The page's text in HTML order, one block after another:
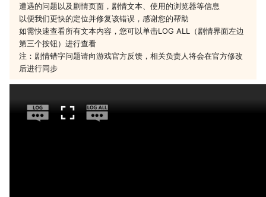
遭遇的问题以及剧情页面，剧情文本、使用的浏览器等信息
以便我们更快的定位并修复该错误，感谢您的帮助
如需快速查看所有文本内容，您可以单击LOG ALL（剧情界面左边
第三个按钮）进行查看
注：剧情错字问题请向游戏官方反馈，相关负责人将会在官方修改
后进行同步